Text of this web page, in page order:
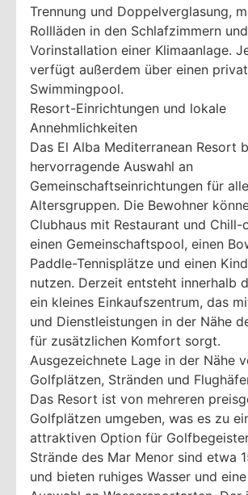
Trennung und Doppelverglasung,
Rollläden in den Schlafzimmern
Vorinstallation einer Klimaanlage.
verfügt außerdem über einen
Swimmingpool.
Resort-Einrichtungen und lokale
Annehmlichkeiten
Das El Alba Mediterranean Resort
hervorragende Auswahl an
Gemeinschaftseinrichtungen für alle
Altersgruppen. Die Bewohner
Clubhaus mit Restaurant und Chill-
einen Gemeinschaftspool, einen
Paddle-Tennisplätze und einen
nutzen. Derzeit entsteht innerhalb
ein kleines Einkaufszentrum, das
und Dienstleistungen in der Nähe
für zusätzlichen Komfort sorgt.
Ausgezeichnete Lage in der Nähe
Golfplätzen, Stränden und
Das Resort ist von mehreren
Golfplätzen umgeben, was es zu
attraktiven Option für
Strände des Mar Menor sind etwa
und bieten ruhiges Wasser und